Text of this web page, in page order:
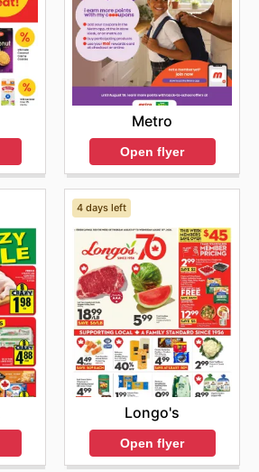
Metro
Open flyer
4 days left
Longo's
Open flyer